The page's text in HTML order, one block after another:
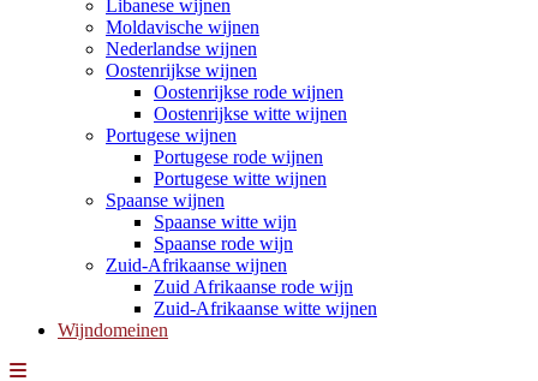
Libanese wijnen
Moldavische wijnen
Nederlandse wijnen
Oostenrijkse wijnen
Oostenrijkse rode wijnen
Oostenrijkse witte wijnen
Portugese wijnen
Portugese rode wijnen
Portugese witte wijnen
Spaanse wijnen
Spaanse witte wijn
Spaanse rode wijn
Zuid-Afrikaanse wijnen
Zuid Afrikaanse rode wijn
Zuid-Afrikaanse witte wijnen
Wijndomeinen